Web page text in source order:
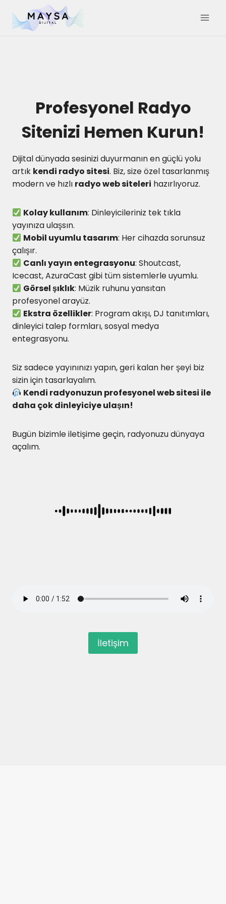
content
Profesyonel Radyo
Sitenizi Hemen Kurun!
Dijital dünyada sesinizi duyurmanın en güçlü yolu
artık kendi radyo sitesi. Biz, size özel tasarlanmış
modern ve hızlı radyo web siteleri hazırlıyoruz.
Kolay kullanım: Dinleyicileriniz tek tıkla
yayınıza ulaşsın.
Mobil uyumlu tasarım: Her cihazda sorunsuz
çalışır.
Canlı yayın entegrasyonu: Shoutcast,
Icecast, AzuraCast gibi tüm sistemlerle uyumlu.
Görsel şıklık: Müzik ruhunu yansıtan
profesyonel arayüz.
Ekstra özellikler: Program akışı, DJ tanıtımları,
dinleyici talep formları, sosyal medya
entegrasyonu.
Siz sadece yayınınızı yapın, geri kalan her şeyi biz
sizin için tasarlayalım.
Kendi radyonuzun profesyonel web sitesi ile
daha çok dinleyiciye ulaşın!
Bugün bizimle iletişime geçin, radyonuzu dünyaya
açalım.
İletişim